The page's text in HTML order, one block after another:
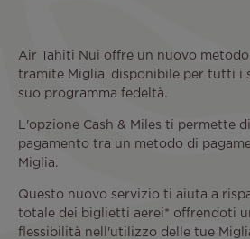
Air Tahiti Nui offre un nuovo
tramite Miglia, disponibile per tutti i
suo programma fedeltà.
L'opzione Cash & Miles ti permette
pagamento tra un metodo di
Miglia.
Questo nuovo servizio ti aiuta a
totale dei biglietti aerei* offrendoti
flessibilità nell'utilizzo delle tue